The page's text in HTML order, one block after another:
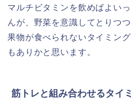
マルチビタミンを飲めばよい
んが、野菜を意識してとりつ
果物が食べられないタイミン
もありかと思います。
筋トレと組み合わせるタイ